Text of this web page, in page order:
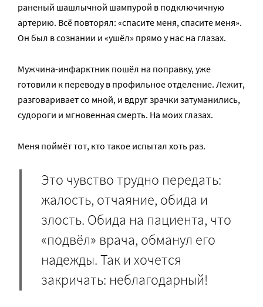
раненый шашлычной шампурой в подключичную
артерию. Всё повторял: «спасите меня, спасите меня».
Он был в сознании и «ушёл» прямо у нас на глазах.
Мужчина­-инфарктник пошёл на поправку, уже
готовили к переводу в профильное отделение. Лежит,
разговаривает со мной, и вдруг зрачки затуманились,
судороги и мгновенная смерть. На моих глазах.
Меня поймёт тот, кто такое испытал хоть раз.
Это чувство трудно передать:
жалость, отчаяние, обида и
злость. Обида на пациента, что
«подвёл» врача, обманул его
надежды. Так и хочется
закричать: неблагодарный!